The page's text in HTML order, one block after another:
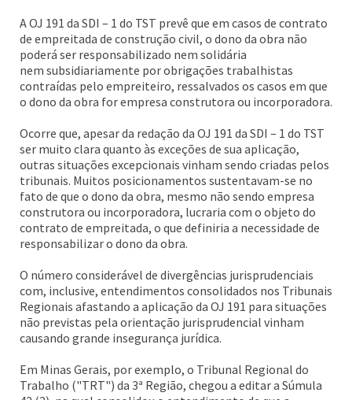
A OJ 191 da SDI – 1 do TST prevê que em casos de contrato
de empreitada de construção civil, o dono da obra não
poderá ser responsabilizado nem solidária
nem subsidiariamente por obrigações trabalhistas
contraídas pelo empreiteiro, ressalvados os casos em que
o dono da obra for empresa construtora ou incorporadora.
Ocorre que, apesar da redação da OJ 191 da SDI – 1 do TST
ser muito clara quanto às exceções de sua aplicação,
outras situações excepcionais vinham sendo criadas pelos
tribunais. Muitos posicionamentos sustentavam-se no
fato de que o dono da obra, mesmo não sendo empresa
construtora ou incorporadora, lucraria com o objeto do
contrato de empreitada, o que definiria a necessidade de
responsabilizar o dono da obra.
O número considerável de divergências jurisprudenciais
com, inclusive, entendimentos consolidados nos Tribunais
Regionais afastando a aplicação da OJ 191 para situações
não previstas pela orientação jurisprudencial vinham
causando grande insegurança jurídica.
Em Minas Gerais, por exemplo, o Tribunal Regional do
Trabalho ("TRT") da 3ª Região, chegou a editar a Súmula